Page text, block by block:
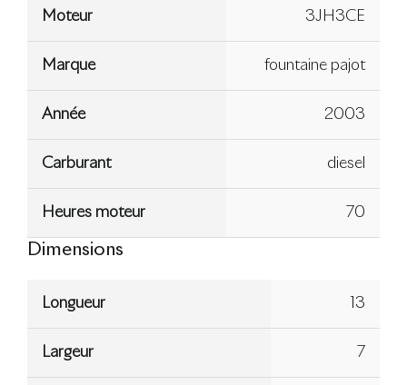
Moteur 3JH3CE
Marque fountaine pajot
Année 2003
Carburant diesel
Heures moteur 70
Dimensions
Longueur 13
Largeur 7